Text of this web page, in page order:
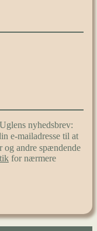
nyhedsbrev:
e-mailadresse til at
og andre spændende
for nærmere